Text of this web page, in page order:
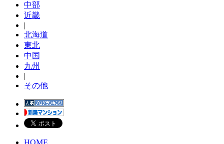
中部
近畿
|
北海道
東北
中国
九州
|
その他
HOME